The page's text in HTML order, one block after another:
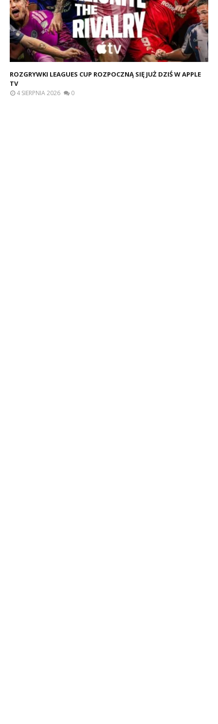
ROZGRYWKI LEAGUES CUP ROZPOCZNĄ SIĘ JUŻ DZIŚ W APPLE
TV
4 SIERPNIA 2026 0